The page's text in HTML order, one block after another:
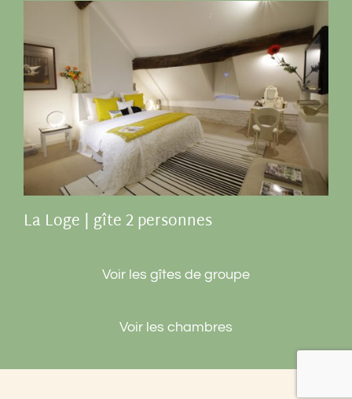
La Loge | gîte 2 personnes
Voir les gîtes de groupe
Voir les chambres